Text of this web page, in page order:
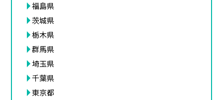
福島県
茨城県
栃木県
群馬県
埼玉県
千葉県
東京都